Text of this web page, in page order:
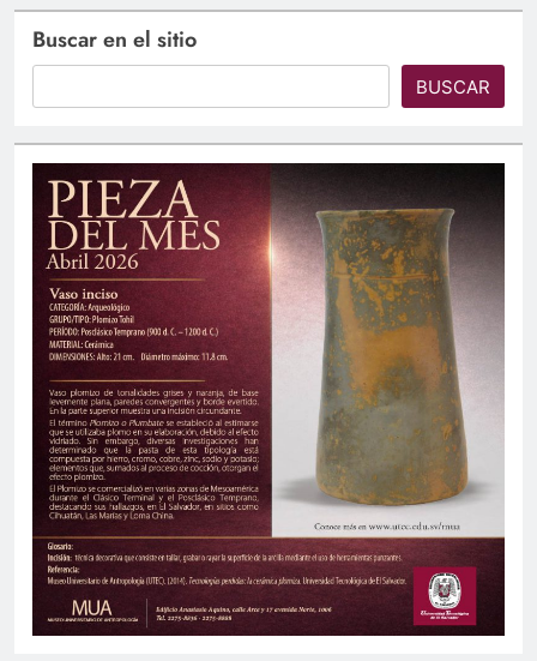
Buscar en el sitio
BUSCAR